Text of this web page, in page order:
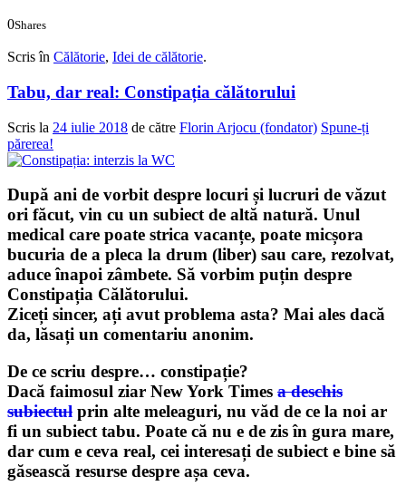
0Shares
Scris în Călătorie, Idei de călătorie.
Tabu, dar real: Constipația călătorului
Scris la 24 iulie 2018 de către Florin Arjocu (fondator) Spune-ți
părerea!
După ani de vorbit despre locuri și lucruri de văzut
ori făcut, vin cu un subiect de altă natură. Unul
medical care poate strica vacanțe, poate micșora
bucuria de a pleca la drum (liber) sau care, rezolvat,
aduce înapoi zâmbete. Să vorbim puțin despre
Constipația Călătorului.
Ziceți sincer, ați avut problema asta? Mai ales dacă
da, lăsați un comentariu anonim.
De ce scriu despre… constipație?
Dacă faimosul ziar New York Times a deschis
subiectul prin alte meleaguri, nu văd de ce la noi ar
fi un subiect tabu. Poate că nu e de zis în gura mare,
dar cum e ceva real, cei interesați de subiect e bine să
găsească resurse despre așa ceva.